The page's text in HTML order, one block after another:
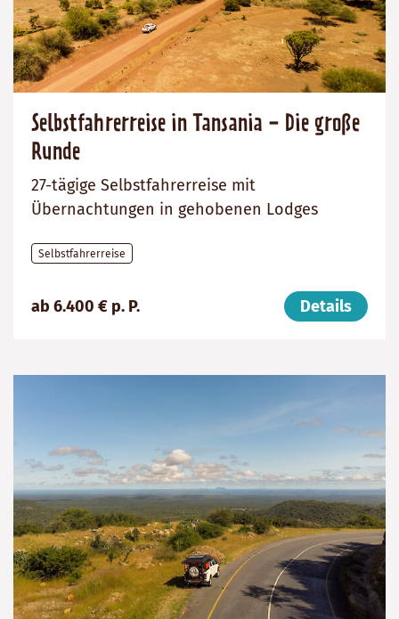
Selbstfahrerreise in Tansania - Die große
Runde
27-tägige Selbstfahrerreise mit
Übernachtungen in gehobenen Lodges
Selbstfahrerreise
ab 6.400 € p. P. Details
(ab):
27
Tansania